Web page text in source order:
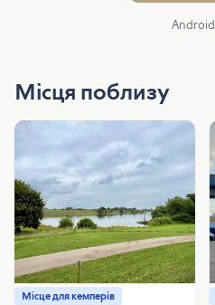
Android
Місця поблизу
Місце для кемперів